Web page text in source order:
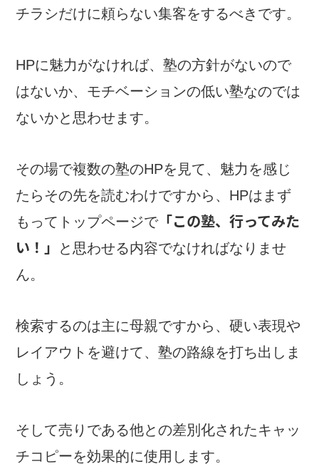
チラシだけに頼らない集客をするべきです。
HPに魅力がなければ、塾の方針がないので
はないか、モチベーションの低い塾なのでは
ないかと思わせます。
その場で複数の塾のHPを見て、魅力を感じ
たらその先を読むわけですから、HPはまず
もってトップページで「この塾、行ってみた
い！」
と思わせる内容でなければなりませ
ん。
検索するのは主に母親ですから、硬い表現や
レイアウトを避けて、塾の路線を打ち出しま
しょう。
そして売りである他との差別化されたキャッ
チコピーを効果的に使用します。